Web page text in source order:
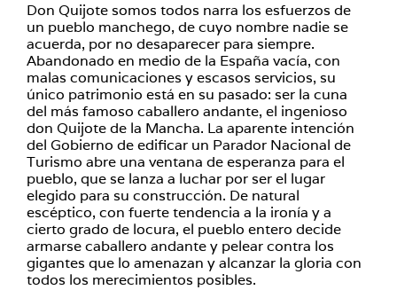
Don Quijote somos todos narra los esfuerzos de
un pueblo manchego, de cuyo nombre nadie se
acuerda, por no desaparecer para siempre.
Abandonado en medio de la España vacía, con
malas comunicaciones y escasos servicios, su
único patrimonio está en su pasado: ser la cuna
del más famoso caballero andante, el ingenioso
don Quijote de la Mancha. La aparente intención
del Gobierno de edificar un Parador Nacional de
Turismo abre una ventana de esperanza para el
pueblo, que se lanza a luchar por ser el lugar
elegido para su construcción. De natural
escéptico, con fuerte tendencia a la ironía y a
cierto grado de locura, el pueblo entero decide
armarse caballero andante y pelear contra los
gigantes que lo amenazan y alcanzar la gloria con
todos los merecimientos posibles.